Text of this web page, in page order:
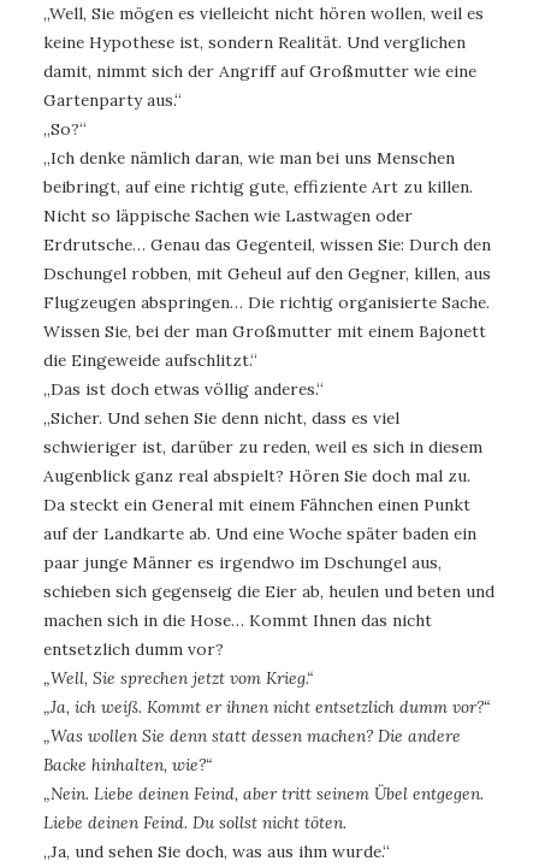
„Well, Sie mögen es vielleicht nicht hören wollen, weil es
keine Hypothese ist, sondern Realität. Und verglichen
damit, nimmt sich der Angriff auf Großmutter wie eine
Gartenparty aus.“
„So?“
„Ich denke nämlich daran, wie man bei uns Menschen
beibringt, auf eine richtig gute, effiziente Art zu killen.
Nicht so läppische Sachen wie Lastwagen oder
Erdrutsche… Genau das Gegenteil, wissen Sie: Durch den
Dschungel robben, mit Geheul auf den Gegner, killen, aus
Flugzeugen abspringen… Die richtig organisierte Sache.
Wissen Sie, bei der man Großmutter mit einem Bajonett
die Eingeweide aufschlitzt.“
„Das ist doch etwas völlig anderes.“
„Sicher. Und sehen Sie denn nicht, dass es viel
schwieriger ist, darüber zu reden, weil es sich in diesem
Augenblick ganz real abspielt? Hören Sie doch mal zu.
Da steckt ein General mit einem Fähnchen einen Punkt
auf der Landkarte ab. Und eine Woche später baden ein
paar junge Männer es irgendwo im Dschungel aus,
schieben sich gegenseig die Eier ab, heulen und beten und
machen sich in die Hose… Kommt Ihnen das nicht
entsetzlich dumm vor?
„Well, Sie sprechen jetzt vom Krieg.“
„Ja, ich weiß. Kommt er ihnen nicht entsetzlich dumm vor?“
„Was wollen Sie denn statt dessen machen? Die andere
Backe hinhalten, wie?“
„Nein. Liebe deinen Feind, aber tritt seinem Übel entgegen.
Liebe deinen Feind. Du sollst nicht töten.
„Ja, und sehen Sie doch, was aus ihm wurde.“